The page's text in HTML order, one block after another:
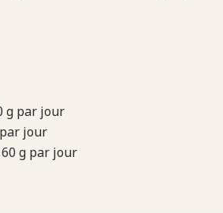
g par jour
jour
g par jour